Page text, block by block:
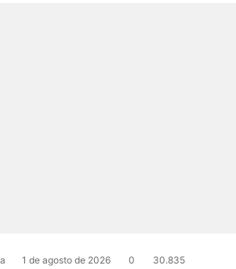
1 de agosto de 2026 0 30.835